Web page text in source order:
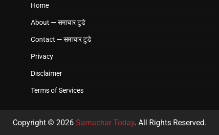
Home
About — समाचार टुडे
Contact — समाचार टुडे
Privacy
Disclaimer
Terms of Services
Copyright © 2026 Samachar Today. All Rights Reserved.